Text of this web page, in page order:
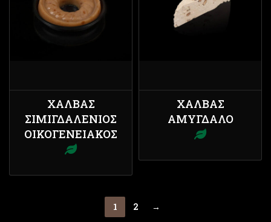
ΧΑΛΒΆΣ
ΣΙΜΙΓΔΑΛΈΝΙΟΣ
ΟΙΚΟΓΕΝΕΙΑΚΌΣ
ΧΑΛΒΆΣ
ΑΜΎΓΔΑΛΟ
1 2 →